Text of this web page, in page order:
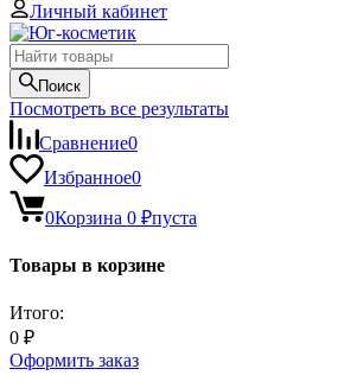
Личный кабинет
Поиск
Посмотреть все результаты
Сравнение0
Избранное0
0Корзина 0 ₽пуста
Товары в корзине
Итого:
0 ₽
Оформить заказ